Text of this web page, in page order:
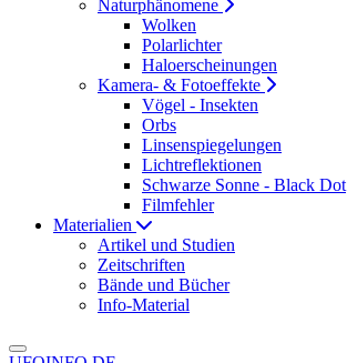
Naturphänomene
Wolken
Polarlichter
Haloerscheinungen
Kamera- & Fotoeffekte
Vögel - Insekten
Orbs
Linsenspiegelungen
Lichtreflektionen
Schwarze Sonne - Black Dot
Filmfehler
Materialien
Artikel und Studien
Zeitschriften
Bände und Bücher
Info-Material